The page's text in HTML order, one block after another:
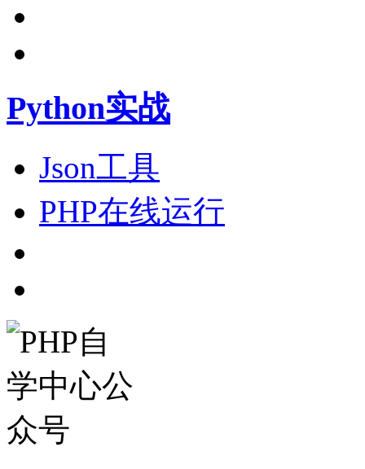
Python实战
Json工具
PHP在线运行